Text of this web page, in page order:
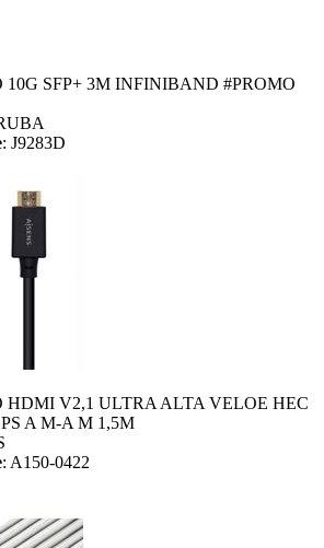
SFP+ 3M INFINIBAND #PROMO
: J9283D
HDMI V2,1 ULTRA ALTA VELOE HEC
A M-A M 1,5M
: A150-0422